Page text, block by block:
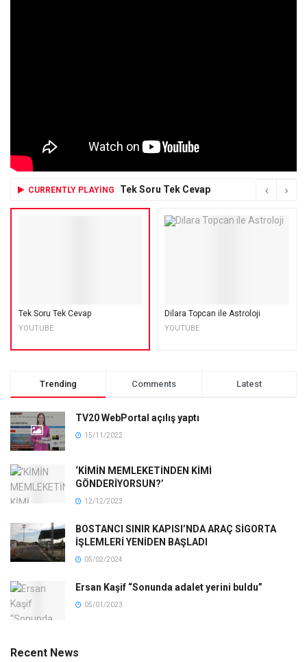
CURRENTLY PLAYING Tek Soru Tek Cevap
Tek Soru Tek Cevap
YOUTUBE
Dilara Topcan ile Astroloji
YOUTUBE
Trending Comments Latest
TV20 WebPortal açılış yaptı
15/11/2022
‘KİMİN MEMLEKETİNDEN KİMİ
GÖNDERİYORSUN?’
12/12/2023
BOSTANCI SINIR KAPISI’NDA ARAÇ SİGORTA
İŞLEMLERİ YENİDEN BAŞLADI
05/02/2024
Ersan Kaşif “Sonunda adalet yerini buldu”
05/01/2023
Recent News